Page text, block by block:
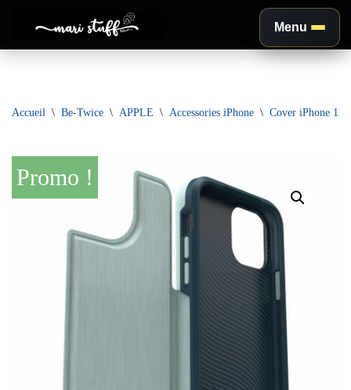
Aller
contenu
Menu
Accueil \ Be-Twice \ APPLE \ Accessories iPhone \ Cover iPhone 11
Promo !